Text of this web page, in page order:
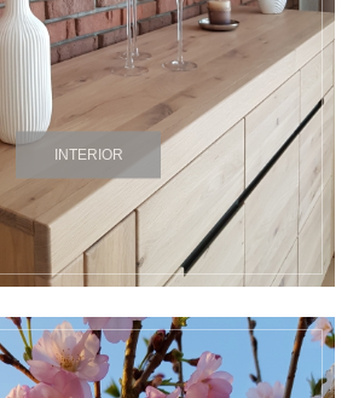
INTERIOR